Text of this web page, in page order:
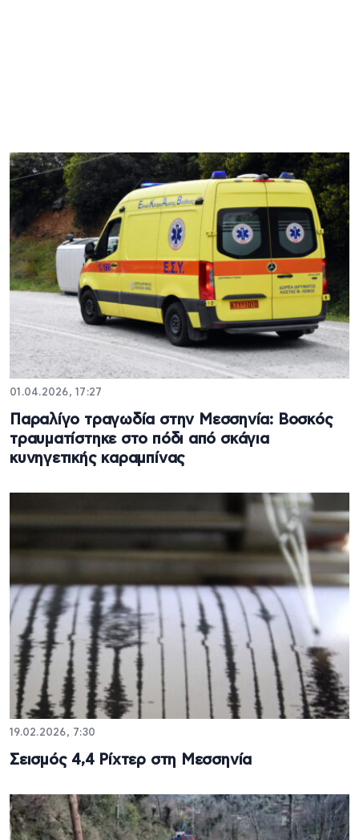
01.04.2026, 17:27
Παραλίγο τραγωδία στην Μεσσηνία: Βοσκός
τραυματίστηκε στο πόδι από σκάγια
κυνηγετικής καραμπίνας
19.02.2026, 7:30
Σεισμός 4,4 Ρίχτερ στη Μεσσηνία